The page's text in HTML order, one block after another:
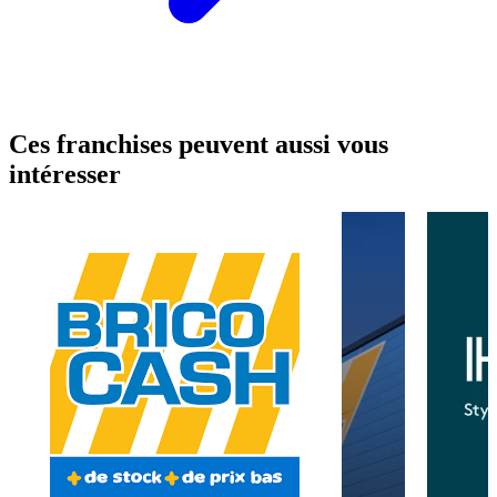
Ces franchises peuvent aussi vous
intéresser